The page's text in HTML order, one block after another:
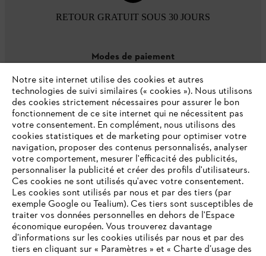
RETOUR GRATUIT SOUS 30 JOURS
Modes de paiement
L'Entreprise
Questions / Réponses
Notre site internet utilise des cookies et autres
technologies de suivi similaires (« cookies »). Nous utilisons
des cookies strictement nécessaires pour assurer le bon
fonctionnement de ce site internet qui ne nécessitent pas
votre consentement. En complément, nous utilisons des
cookies statistiques et de marketing pour optimiser votre
navigation, proposer des contenus personnalisés, analyser
votre comportement, mesurer l'efficacité des publicités,
personnaliser la publicité et créer des profils d'utilisateurs.
Ces cookies ne sont utilisés qu'avec votre consentement.
Les cookies sont utilisés par nous et par des tiers (par
exemple Google ou Tealium). Ces tiers sont susceptibles de
traiter vos données personnelles en dehors de l'Espace
économique européen. Vous trouverez davantage
d’informations sur les cookies utilisés par nous et par des
tiers en cliquant sur « Paramètres » et « Charte d’usage des